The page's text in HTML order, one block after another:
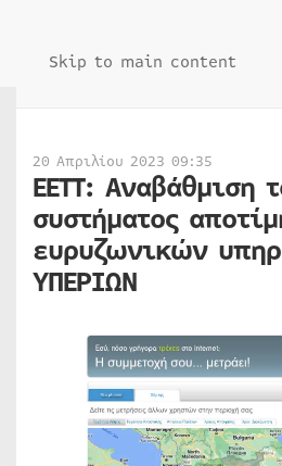
Skip to main content
20 Απριλίου 2023 09:35
ΕΕΤΤ: Αναβάθμιση
συστήματος
ευρυζωνικών
ΥΠΕΡΙΩΝ